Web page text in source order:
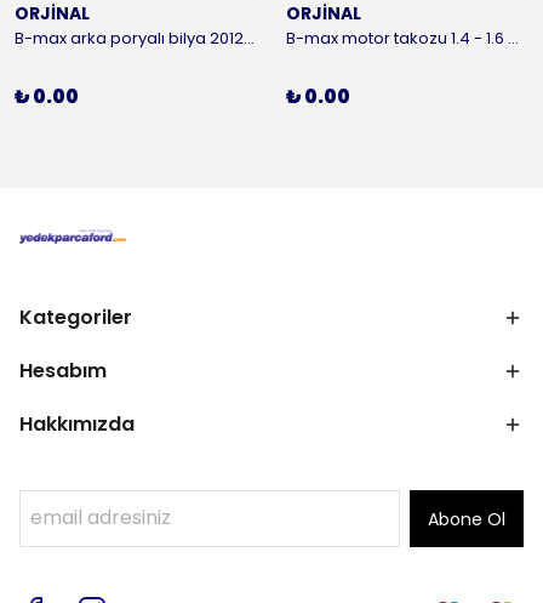
ORJİNAL
B-max arka poryalı bilya 2012-2016 ORJİNAL
₺ 0.00
ORJİNAL
B-max motor takozu 1.4 - 1.6 benzinli 2012-2016 ORJİNAL
₺ 0.00
Kategoriler
Hesabım
Hakkımızda
Abone Ol